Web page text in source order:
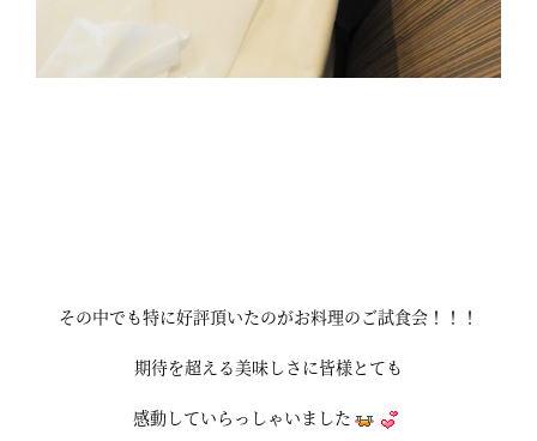
その中でも特に好評頂いたのがお料理のご試食会！！！
期待を超える美味しさに皆様とても
感動していらっしゃいました